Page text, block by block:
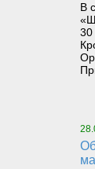
В
30
Об отмене рейсов пассажирского катера «Щугор» 28 июня 2024 г. в 12-30 на маршруте пос. Щельяюр – д. Чаркабож и 29 июня 2024 г. в 06-00 на